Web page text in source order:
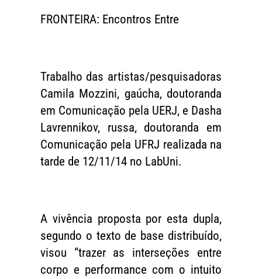
FRONTEIRA: Encontros Entre
Trabalho das artistas/pesquisadoras
Camila Mozzini, gaúcha, doutoranda
em Comunicação pela UERJ, e Dasha
Lavrennikov, russa, doutoranda em
Comunicação pela UFRJ realizada na
tarde de 12/11/14 no LabUni.
A vivência proposta por esta dupla,
segundo o texto de base distribuído,
visou “trazer as interseções entre
corpo e performance com o intuito